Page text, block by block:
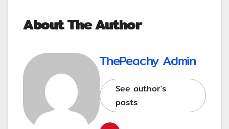
About The Author
ThePeachy Admin
See author's
posts